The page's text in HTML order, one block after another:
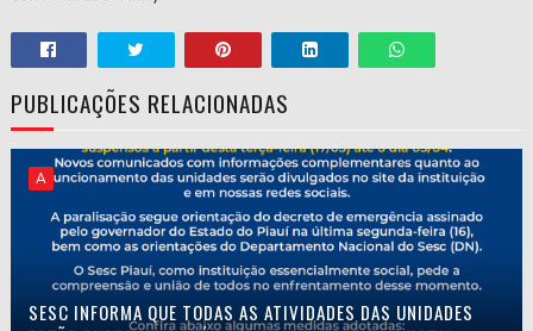
PUBLICAÇÕES RELACIONADAS
A
SESC INFORMA QUE TODAS AS ATIVIDADES DAS UNIDADES